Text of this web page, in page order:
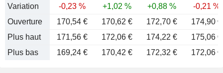
Variation
-0,23 % +1,02 % +0,88 %
-0,21 %
Ouverture
170,54 € 170,62 € 172,70 €
174,90 €
Plus haut
171,56 € 172,06 € 174,22 €
175,06 €
Plus bas
169,24 € 170,42 € 172,32 € 172,06 €